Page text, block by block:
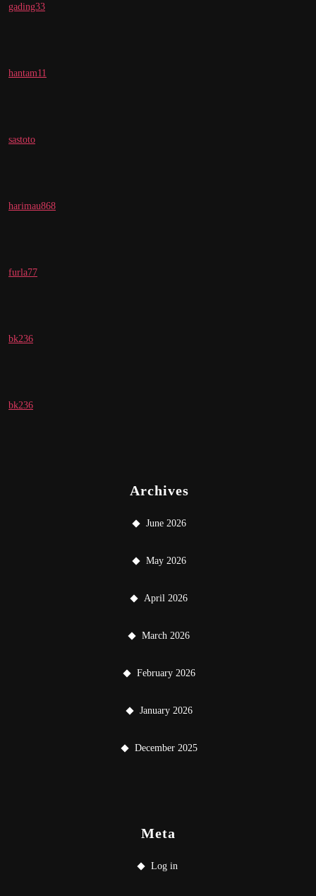
gading33
hantam11
sastoto
harimau868
furla77
bk236
bk236
Archives
June 2026
May 2026
April 2026
March 2026
February 2026
January 2026
December 2025
Meta
Log in